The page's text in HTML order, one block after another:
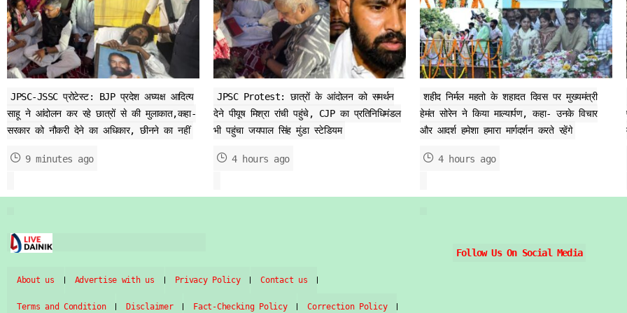
JPSC-JSSC प्रोटेस्ट: BJP प्रदेश अघ्यक्ष आदित्य
साहू ने आंदोलन कर रहे छात्रों से की मुलाकात,कहा-
सरकार को नौकरी देने का अधिकार, छीनने का नहीं
9 minutes ago
JPSC Protest: छात्रों के आंदोलन को समर्थन
देने पीयूष मिश्रा रांची पहुंचे, CJP का प्रतिनिधिमंडल
भी पहुंचा जयपाल सिंह मुंडा स्टेडियम
4 hours ago
शहीद निर्मल महतो के शहादत दिवस पर मुख्यमंत्री
हेमंत सोरेन ने किया माल्यार्पण, कहा- उनके विचार
और आदर्श हमेशा हमारा मार्गदर्शन करते रहेंगे
4 hours ago
About us Advertise with us Privacy Policy Contact us
Terms and Condition Disclaimer Fact-Checking Policy Correction Policy
Follow Us On Social Media